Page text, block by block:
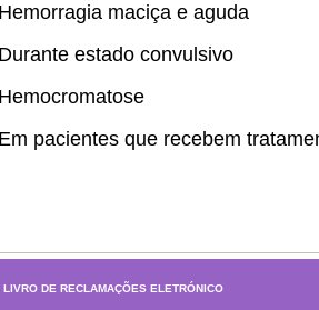
maciça e aguda
estado convulsivo
pacientes que recebem
LIVRO DE RECLAMAÇÕES ELETRÓNICO